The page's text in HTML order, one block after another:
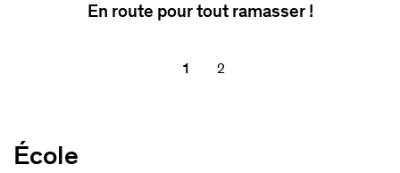
En route pour tout ramasser !
1 2
École